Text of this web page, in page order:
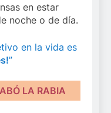
en estar
noche o de día.
en la vida es
”
LA RABIA